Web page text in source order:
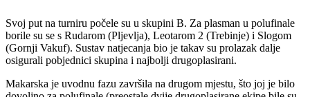
Svoj put na turniru počele su u skupini B. Za plasman u polufinale
borile su se s Rudarom (Pljevlja), Leotarom 2 (Trebinje) i Slogom
(Gornji Vakuf). Sustav natjecanja bio je takav su prolazak dalje
osigurali pobjednici skupina i najbolji drugoplasirani.
Makarska je uvodnu fazu završila na drugom mjestu, što joj je bilo